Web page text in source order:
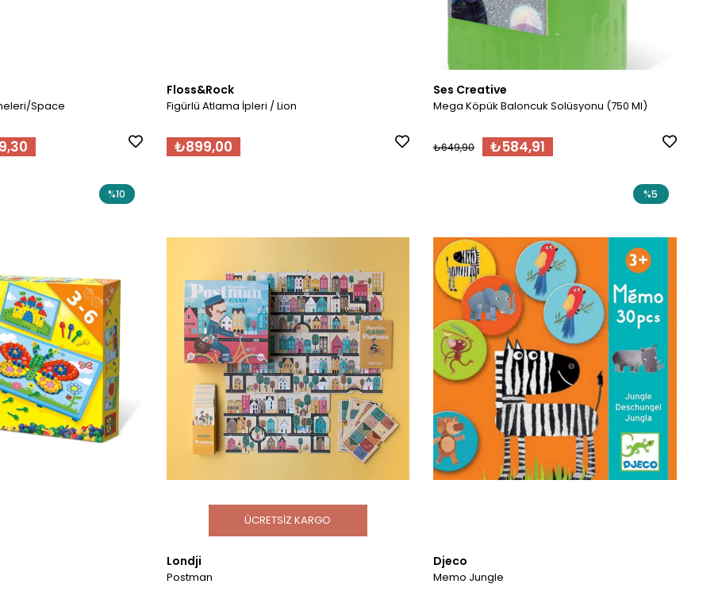
Space
Floss&Rock
Figürlü Atlama İpleri / Lion
₺899,00
Ses Creative
Mega Köpük Baloncuk Solüsyonu (750 Ml)
₺584,91
₺649,90
%10
Londji
Postman
ÜCRETSIZ KARGO
Djeco
Memo Jungle
%5